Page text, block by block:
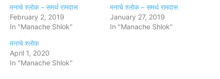
मनाचे श्लोक – समर्थ रामदास
February 2, 2019
In "Manache Shlok"
मनाचे श्लोक – समर्थ रामदास
January 27, 2019
In "Manache Shlok"
मनाचे श्लोक
April 1, 2020
In "Manache Shlok"